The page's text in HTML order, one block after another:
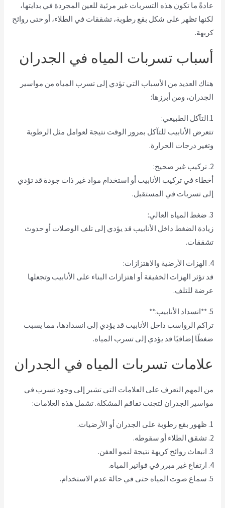
عادةً ما تكون هذه التسربات غير مرئية للعين المجردة في بدايتها،
لكنها تظهر على شكل بقع رطوبة، تشققات في الطلاء، أو حتى روائح
كريهة.
أسباب تسربات المياه في الجدران
هناك العديد من الأسباب التي تؤدي إلى تسرب المياه من مواسير
الجدران، ومن أبرزها:
1.التآكل الطبيعي:
تتعرض الأنابيب للتآكل بمرور الوقت نتيجة لعوامل مثل الرطوبة
وتغير درجات الحرارة.
2. تركيب غير صحيح:
أخطاء في تركيب الأنابيب أو استخدام مواد غير ذات جودة قد تؤدي
إلى تسربات في المستقبل.
3. ضغط المياه العالي:
زيادة الضغط داخل الأنابيب قد يؤدي إلى تلف الوصلات أو حدوث
تشققات.
4. الهزات الأرضية والاهتزازات:
قد تؤثر الهزات الخفيفة أو اهتزازات البناء على الأنابيب وتجعلها
عرضة للتلف.
5. **انسداد الأنابيب:**
تراكم الرواسب داخل الأنابيب قد يؤدي إلى انسدادها، مما يسبب
ضغطًا إضافيًا قد يؤدي إلى تسرب المياه.
علامات تسربات المياه في الجدران
من المهم التعرف على العلامات التي تشير إلى وجود تسرب في
مواسير الجدران لتجنب تفاقم المشكلة. تشمل هذه العلامات:
1. ظهور بقع رطوبة على الجدران أو الأرضيات.
2. تشقق الطلاء أو سقوطه.
3. انبعاث روائح كريهة نتيجة لنمو العفن.
4. ارتفاع غير مبرر في فواتير المياه.
5. سماع صوت المياه حتى في حالة عدم الاستخدام.